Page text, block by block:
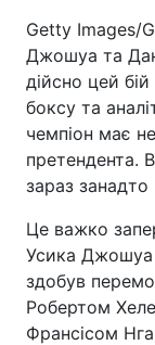
Getty Images/
Джошуа та
дійсно цей
боксу та
чемпіон має
претендента.
зараз
Це важко
Усика Джошуа
здобув
Робертом
Франсісом